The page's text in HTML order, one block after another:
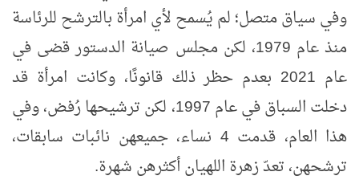
وفي سياق متصل؛ لم يُسمح لأي امرأة بالترشح للرئاسة
منذ عام 1979، لكن مجلس صيانة الدستور قضى في
عام 2021 بعدم حظر ذلك قانونًا، وكانت امرأة قد
دخلت السباق في عام 1997، لكن ترشيحها رُفض، وفي
هذا العام، قدمت 4 نساء، جميعهن نائبات سابقات،
ترشحهن، تعدّ زهرة اللهيان أكثرهن شهرة.